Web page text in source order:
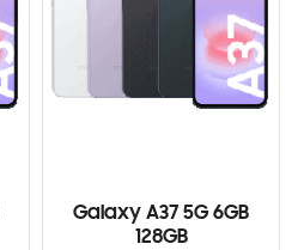
Galaxy A37 5G 6GB
128GB